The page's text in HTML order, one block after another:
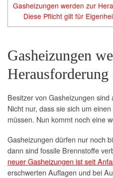
Gasheizungen werden zur
Diese Pflicht gilt für
Gasheizungen
Besitzer von Gasheizungen
Nicht nur, dass sie sich um
müssen. Nun kommt noch eine
Gasheizungen dürfen nur noch
dann sind fossile Brennstoffe
neuer Gasheizungen ist seit
erschwerten Auflagen und bei